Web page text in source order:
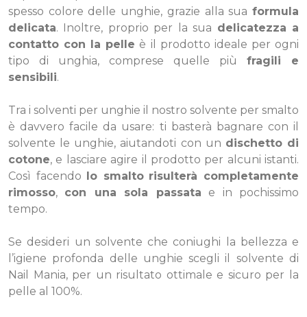
spesso colore delle unghie, grazie alla sua formula
delicata. Inoltre, proprio per la sua delicatezza a
contatto con la pelle è il prodotto ideale per ogni
tipo di unghia, comprese quelle più fragili e
sensibili.
Tra i solventi per unghie il nostro solvente per smalto
è davvero facile da usare: ti basterà bagnare con il
solvente le unghie, aiutandoti con un dischetto di
cotone, e lasciare agire il prodotto per alcuni istanti.
Così facendo lo smalto risulterà completamente
rimosso, con una sola passata e in pochissimo
tempo.
Se desideri un solvente che coniughi la bellezza e
l’igiene profonda delle unghie scegli il solvente di
Nail Mania, per un risultato ottimale e sicuro per la
pelle al 100%.